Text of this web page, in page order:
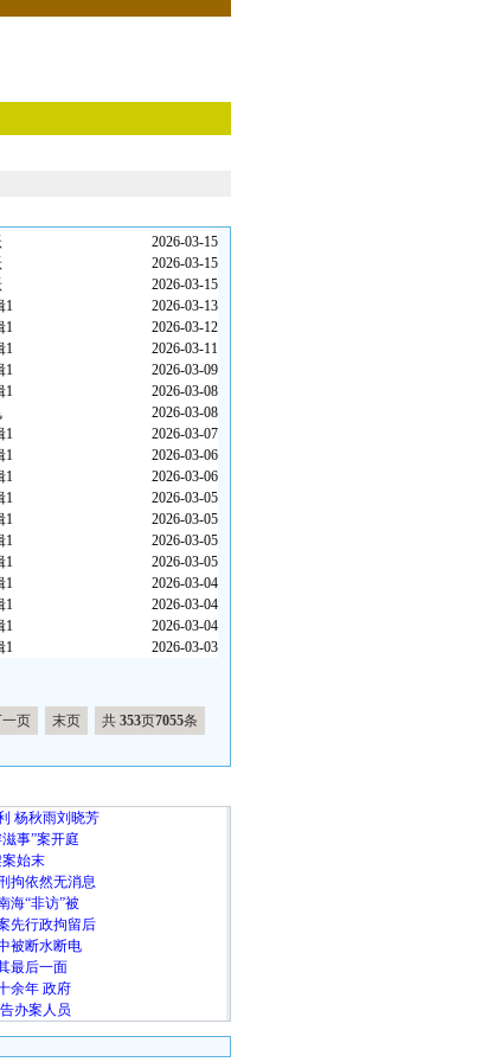
2026-03-15
2026-03-15
2026-03-15
1
2026-03-13
1
2026-03-12
1
2026-03-11
1
2026-03-09
1
2026-03-08
2026-03-08
1
2026-03-07
1
2026-03-06
1
2026-03-06
1
2026-03-05
1
2026-03-05
1
2026-03-05
1
2026-03-05
1
2026-03-04
1
2026-03-04
1
2026-03-04
1 2026-03-03
页 末页 共 353页7055条
杨秋雨刘晓芳
事”案开庭
始末
拘依然无消息
海“非访”被
先行政拘留后
被断水断电
最后一面
余年 政府
办案人员